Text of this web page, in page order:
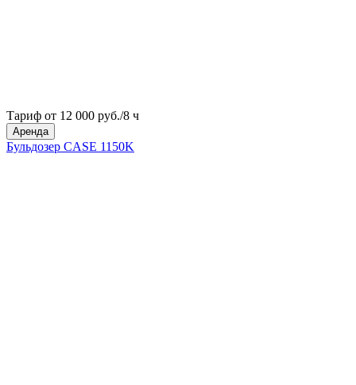
Тариф от 12 000 руб./8 ч
Аренда
Бульдозер CASE 1150K